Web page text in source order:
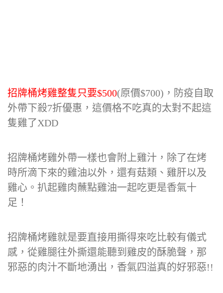
招牌桶烤雞整隻只要$500(原價$700)，防疫自取
外帶下殺7折優惠，這價格不吃真的太對不起這
隻雞了XDD
招牌桶烤雞外帶一樣也會附上雞汁，除了在烤
時所滴下來的雞油以外，還有菇類、雞肝以及
雞心。扒起雞肉蘸點雞油一起吃更是香氣十
足！
招牌桶烤雞就是要直接用撕得來吃比較有儀式
感，從雞腿往外撕還能聽到雞皮的酥脆聲，那
邪惡的肉汁不斷地湧出，香氣四溢真的好邪惡!!